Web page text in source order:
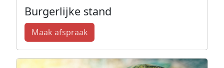
Burgerlijke stand
Maak afspraak